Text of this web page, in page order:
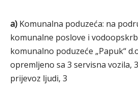
a) Komunalna poduzeća: na
komunalne poslove i
komunalno poduzeće „Papuk“
opremljeno sa 3 servisna vozila,
prijevoz ljudi, 3